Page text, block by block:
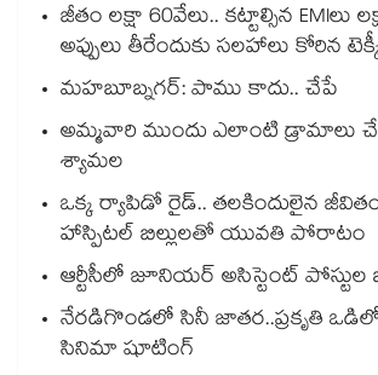
జీతం లక్షా 60వేలు.. కట్టాల్సిన EMIలు
అప్పులు తీరేందుకు సలహాలు కోరిన
మహబూబ్నగర్: పాము కాదు.. చేపే
అమ్మవారి ముందు ఎలాంటి డ్రామాలు
శ్యామల
ఒక్క ర్యాపిడో రైడ్.. తలకిందులైన
హాస్పిటల్ బిల్లులతో యువతి పోరాటం
ఆర్టీసీలో జూనియర్ అసిస్టెంట్‌‌ పోస్టుల
నేరడిగొండలో సినీ జాతర..ప్రకృతి
సినిమా షూటింగ్